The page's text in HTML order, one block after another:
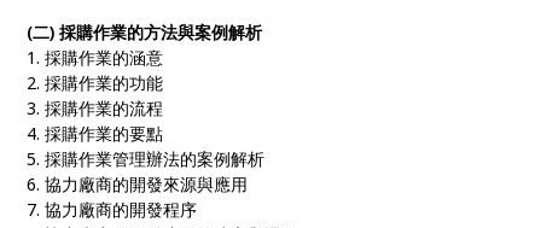
(二) 採購作業的方法與案例解析
1. 採購作業的涵意
2. 採購作業的功能
3. 採購作業的流程
4. 採購作業的要點
5. 採購作業管理辦法的案例解析
6. 協力廠商的開發來源與應用
7. 協力廠商的開發程序